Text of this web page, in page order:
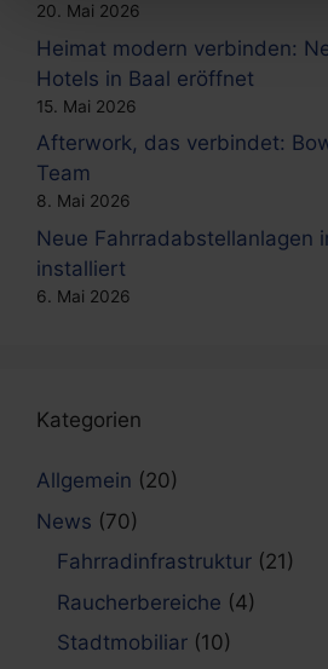
20. Mai 2026
Heimat modern verbinden:
Hotels in Baal eröffnet
15. Mai 2026
Afterwork, das verbindet:
Team
8. Mai 2026
Neue Fahrradabstellanlagen
installiert
6. Mai 2026
Kategorien
Allgemein (20)
News (70)
Fahrradinfrastruktur (21)
Raucherbereiche (4)
Stadtmobiliar (10)